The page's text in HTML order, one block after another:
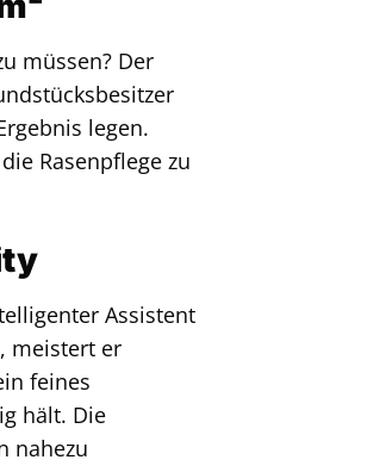
müssen? Der
legen.
Rasenpflege zu
Assistent
meistert er
feines
hält. Die
nahezu